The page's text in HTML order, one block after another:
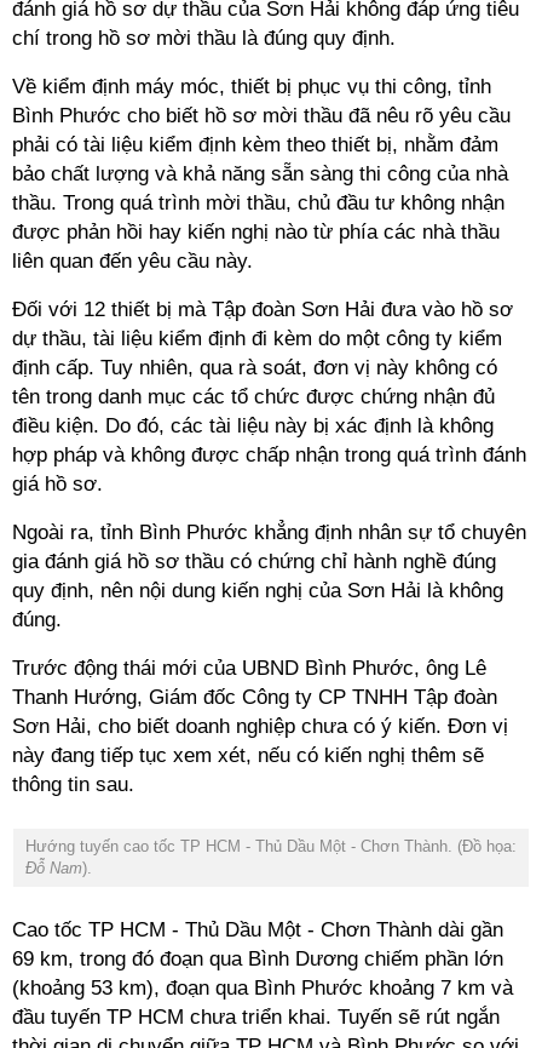
đánh giá hồ sơ dự thầu của Sơn Hải không đáp ứng tiêu
chí trong hồ sơ mời thầu là đúng quy định.
Về kiểm định máy móc, thiết bị phục vụ thi công, tỉnh
Bình Phước cho biết hồ sơ mời thầu đã nêu rõ yêu cầu
phải có tài liệu kiểm định kèm theo thiết bị, nhằm đảm
bảo chất lượng và khả năng sẵn sàng thi công của nhà
thầu. Trong quá trình mời thầu, chủ đầu tư không nhận
được phản hồi hay kiến nghị nào từ phía các nhà thầu
liên quan đến yêu cầu này.
Đối với 12 thiết bị mà Tập đoàn Sơn Hải đưa vào hồ sơ
dự thầu, tài liệu kiểm định đi kèm do một công ty kiểm
định cấp. Tuy nhiên, qua rà soát, đơn vị này không có
tên trong danh mục các tổ chức được chứng nhận đủ
điều kiện. Do đó, các tài liệu này bị xác định là không
hợp pháp và không được chấp nhận trong quá trình đánh
giá hồ sơ.
Ngoài ra, tỉnh Bình Phước khẳng định nhân sự tổ chuyên
gia đánh giá hồ sơ thầu có chứng chỉ hành nghề đúng
quy định, nên nội dung kiến nghị của Sơn Hải là không
đúng.
Trước động thái mới của UBND Bình Phước, ông Lê
Thanh Hướng, Giám đốc Công ty CP TNHH Tập đoàn
Sơn Hải, cho biết doanh nghiệp chưa có ý kiến. Đơn vị
này đang tiếp tục xem xét, nếu có kiến nghị thêm sẽ
thông tin sau.
Hướng tuyến cao tốc TP HCM - Thủ Dầu Một - Chơn Thành. (Đồ họa:
Đỗ Nam).
Cao tốc TP HCM - Thủ Dầu Một - Chơn Thành dài gần
69 km, trong đó đoạn qua Bình Dương chiếm phần lớn
(khoảng 53 km), đoạn qua Bình Phước khoảng 7 km và
đầu tuyến TP HCM chưa triển khai. Tuyến sẽ rút ngắn